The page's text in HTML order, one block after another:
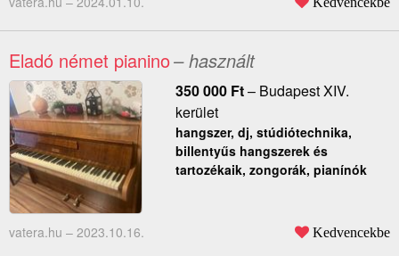
Eladó német pianino– használt
350 000 Ft– Budapest XIV.
kerület
hangszer, dj, stúdiótechnika,
billentyűs hangszerek és
tartozékaik, zongorák, pianínók
vatera.hu – 2023.10.16. Kedvencekbe